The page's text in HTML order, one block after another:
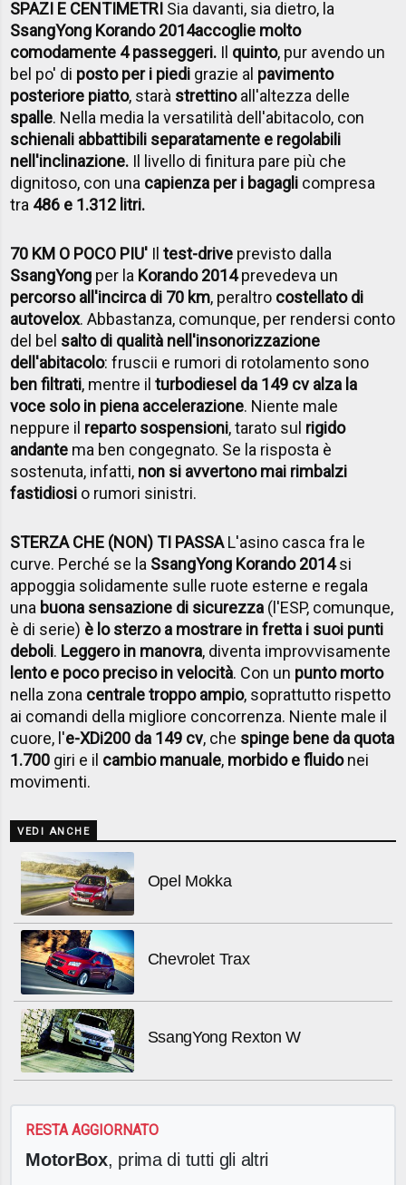
SPAZI E CENTIMETRI Sia davanti, sia dietro, la
SsangYong Korando 2014accoglie molto
comodamente 4 passeggeri. Il quinto, pur avendo un
bel po' di posto per i piedi grazie al pavimento
posteriore piatto, starà strettinoall'altezza delle
spalle. Nella media la versatilità dell'abitacolo, con
schienali abbattibili separatamente e regolabili
nell'inclinazione. Il livello di finitura pare più che
dignitoso, con una capienza per i bagagli compresa
tra 486 e 1.312 litri.
70 KM O POCO PIU' Iltest-drive previsto dalla
SsangYong per la Korando 2014prevedeva un
percorso all'incirca di 70 km, peraltro costellato di
autovelox. Abbastanza, comunque, per rendersi conto
del bel salto di qualità nell'insonorizzazione
dell'abitacolo: fruscii e rumori di rotolamento sono
ben filtrati, mentre ilturbodiesel da 149 cv alza la
voce solo in piena accelerazione. Niente male
neppure il reparto sospensioni, tarato sul rigido
andante ma ben congegnato. Se la risposta è
sostenuta, infatti, non si avvertono mai rimbalzi
fastidiosi o rumori sinistri.
STERZA CHE (NON) TI PASSAL'asino casca fra le
curve. Perché se la SsangYong Korando 2014si
appoggia solidamente sulle ruote esterne e regala
una buona sensazione di sicurezza (l'ESP, comunque,
è di serie) è lo sterzo a mostrare in fretta i suoi punti
deboli. Leggero in manovra, diventa improvvisamente
lento e poco preciso in velocità. Con un punto morto
nella zona centrale troppo ampio, soprattutto rispetto
ai comandi della migliore concorrenza. Niente male il
cuore, l'e-XDi200 da 149 cv, che spinge bene da quota
1.700 giri e il cambio manuale, morbido e fluidonei
movimenti.
VEDI ANCHE
Opel Mokka
Chevrolet Trax
SsangYong Rexton W
RESTA AGGIORNATO
MotorBox, prima di tutti gli altri